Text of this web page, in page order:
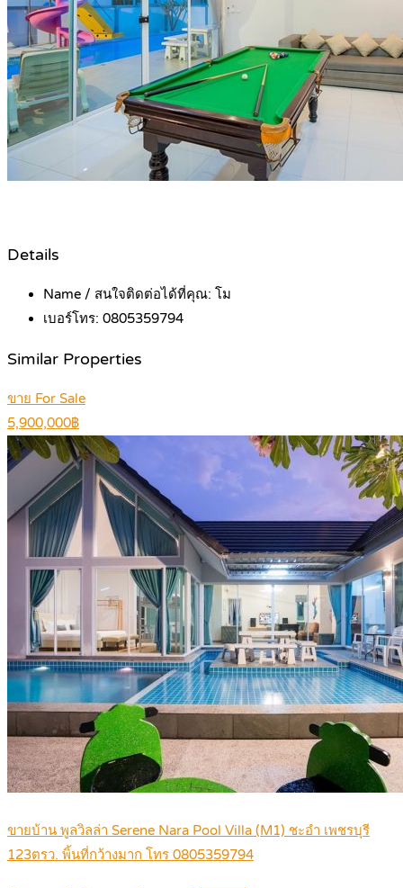
Details
Name / สนใจติดต่อได้ที่คุณ: โม
เบอร์โทร: 0805359794
Similar Properties
ขาย For Sale
5,900,000฿
ขายบ้าน พูลวิลล่า Serene Nara Pool Villa (M1) ชะอำ เพชรบุรี
123ตรว. พิ้นที่กว้างมาก โทร 0805359794